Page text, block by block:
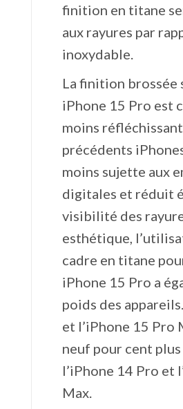
finition en titane
aux rayures par
inoxydable.
La finition brossée
‌iPhone 15 Pro‌ est
moins
précédents
moins sujette aux
digitales et réduit
visibilité des
esthétique,
cadre en titane
‌iPhone 15 Pro‌ a
poids des
et l’‌iPhone 15 Pro‌
neuf pour cent
l’‌iPhone 14 Pro et
Max.